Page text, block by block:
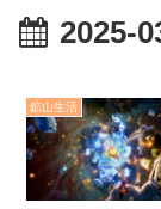
2025-
鉱山生活